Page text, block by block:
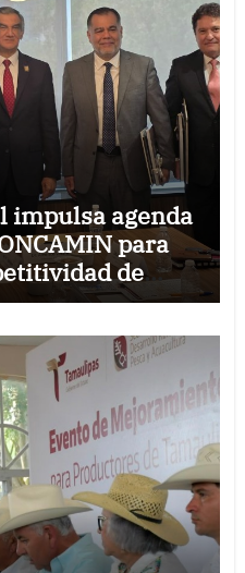
agenda
para
de